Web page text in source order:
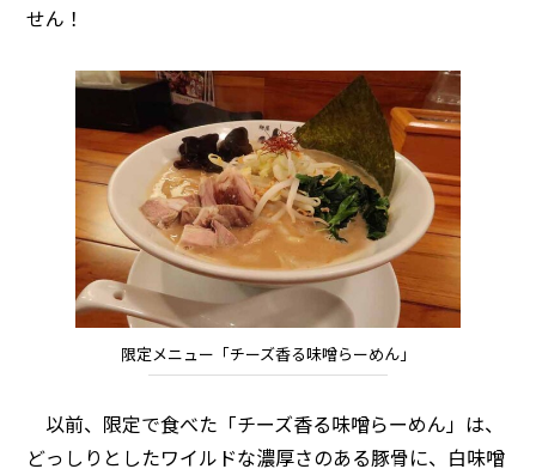
せん！
限定メニュー「チーズ香る味噌らーめん」
以前、限定で食べた「チーズ香る味噌らーめん」は、
どっしりとしたワイルドな濃厚さのある豚骨に、白味噌